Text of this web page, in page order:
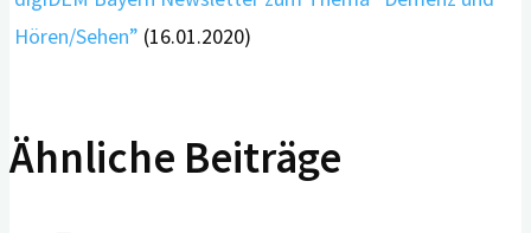
Hören/Sehen” (16.01.2020)
Ähnliche Beiträge